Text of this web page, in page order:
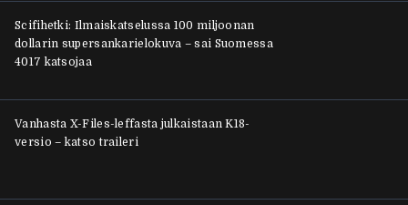
dollaria tuottaneen elokuvan jatko-osasta